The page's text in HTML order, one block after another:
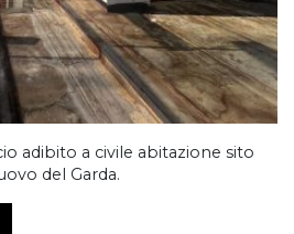
adibito a civile abitazione sito
del Garda.